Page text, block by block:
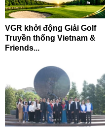
VGR khởi động Giải Golf
Truyền thống Vietnam &
Friends...